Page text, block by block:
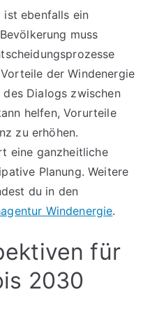
ist ebenfalls ein
muss
der Windenergie
Dialogs zwischen
helfen, Vorurteile
zu erhöhen.
eine ganzheitliche
Planung. Weitere
du in den
Windenergie.
für
2030